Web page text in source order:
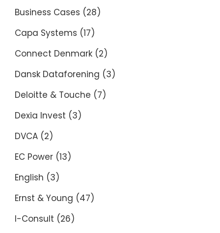
Business Cases (28)
Capa Systems (17)
Connect Denmark (2)
Dansk Dataforening (3)
Deloitte & Touche (7)
Dexia Invest (3)
DVCA (2)
EC Power (13)
English (3)
Ernst & Young (47)
I-Consult (26)